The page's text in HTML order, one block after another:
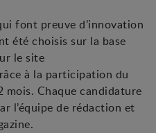
font preuve d’innovation
été choisis sur la base
le site
à la participation du
mois. Chaque candidature
l’équipe de rédaction et